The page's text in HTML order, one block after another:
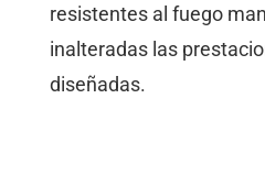
resistentes al fuego
inalteradas las
diseñadas.